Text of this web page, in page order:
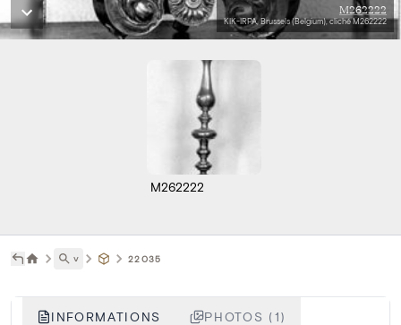
M262222
KIK-IRPA, Brussels (Belgium), cliché M262222
M262222
˅ 22035
INFORMATIONS PHOTOS (1)